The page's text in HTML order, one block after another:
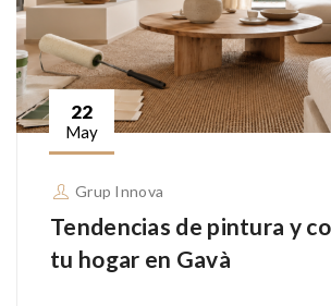
22
May
Grup Innova
Tendencias de pintura y
tu hogar en Gavà